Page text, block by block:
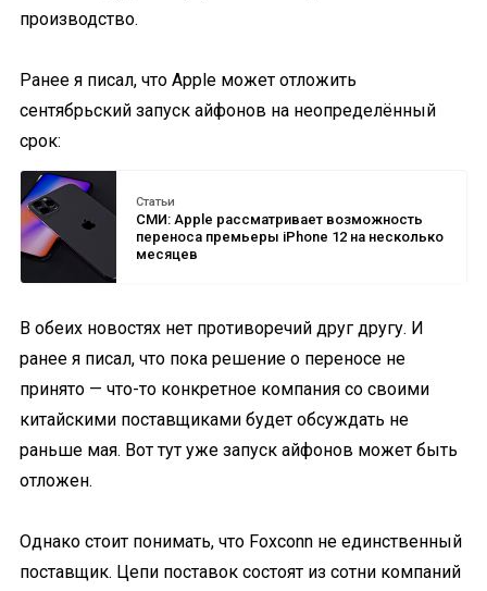
производство.
Ранее я писал, что Apple может отложить
сентябрьский запуск айфонов на неопределённый
срок:
Статьи
СМИ: Apple рассматривает возможность
переноса премьеры iPhone 12 на несколько
месяцев
В обеих новостях нет противоречий друг другу. И
ранее я писал, что пока решение о переносе не
принято — что-то конкретное компания со своими
китайскими поставщиками будет обсуждать не
раньше мая. Вот тут уже запуск айфонов может быть
отложен.
Однако стоит понимать, что Foxconn не единственный
поставщик. Цепи поставок состоят из сотни компаний